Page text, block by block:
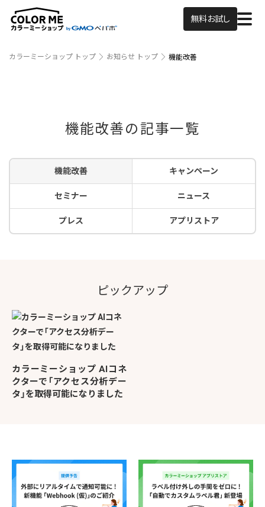
無料お試し
カラーミーショップ トップ お知らせ トップ 機能改善
機能改善の記事一覧
機能改善 キャンペーン
セミナー ニュース
プレス アプリストア
ピックアップ
カラーミーショップ AIコネ
クターで「アクセス分析デー
タ」を取得可能になりました